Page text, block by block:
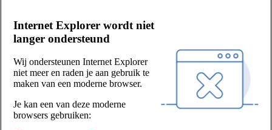
Internet Explorer wordt niet
langer ondersteund
Wij ondersteunen Internet Explorer
niet meer en raden je aan gebruik te
maken van een moderne browser.
Je kan een van deze moderne
browsers gebruiken:
Leveranciers
Privacy & voorwaarden
Verkoop- en leveringsvoorwaarden
Producten retourneren
Privacyverklaring
Privacyinstellingen